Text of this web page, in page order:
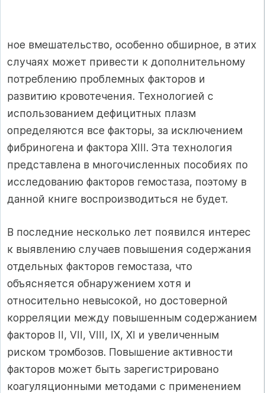
ное вмешательство, особенно обширное, в этих
случаях может привести к дополнительному
по­треблению проблемных факторов и
развитию кровотечения. Технологией с
использованием дефицитных плазм
определяются все факторы, за исключением
фибриногена и фактора XIII. Эта технология
представлена в многочисленных пособиях по
исследованию факторов гемостаза, поэтому в
данной книге воспроизводиться не будет.
В последние несколько лет появился интерес
к выявлению случаев повышения содержания
от­дельных факторов гемостаза, что
объясняется обнаружением хотя и
относительно невысокой, но достоверной
корреляции между повышенным содержанием
факторов II, VII, VIII, IX, XI и уве­личенным
риском тромбозов. Повышение актив­ности
факторов может быть зарегистрировано
коагуляционными методами с применением